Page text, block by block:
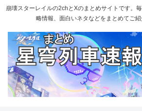
崩壊スターレイルの2chとXのまとめサイトです。
略情報、面白いネタなどをまとめてご紹